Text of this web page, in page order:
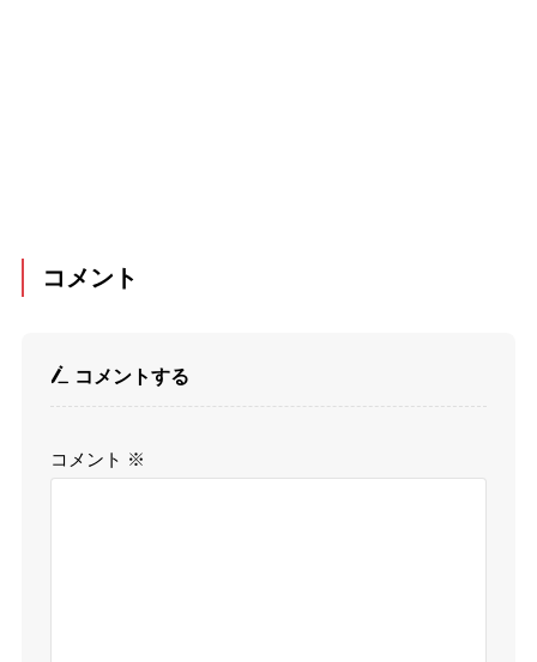
コメント
コメントする
コメント ※